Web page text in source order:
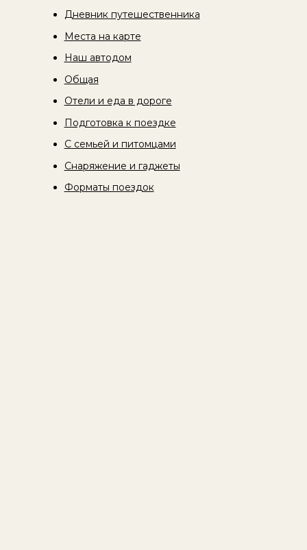
Дневник путешественника
Места на карте
Наш автодом
Общая
Отели и еда в дороге
Подготовка к поездке
С семьей и питомцами
Снаряжение и гаджеты
Форматы поездок